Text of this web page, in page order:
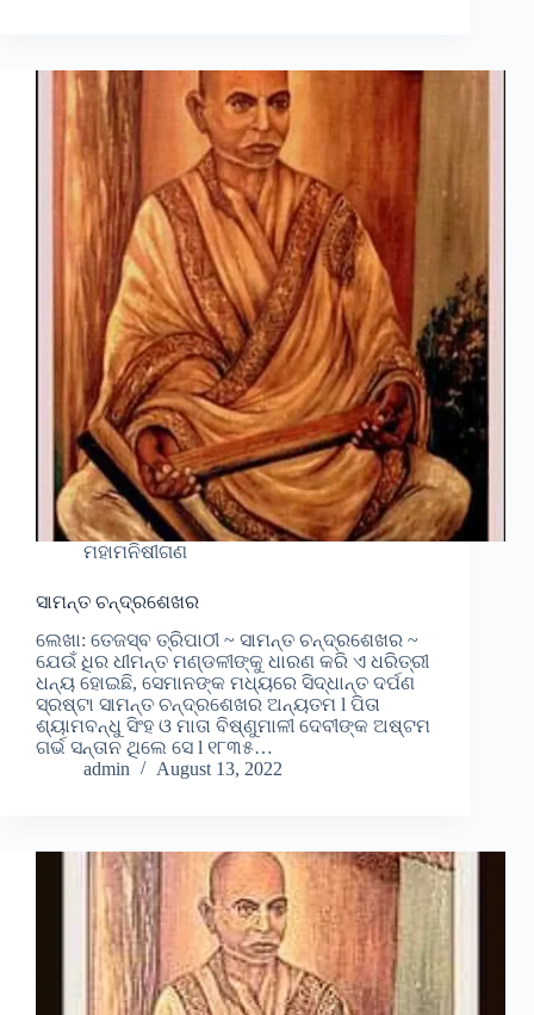
ମହାମନିଷୀଗଣ
ସାମନ୍ତ ଚନ୍ଦ୍ରଶେଖର
ଲେଖା: ତେଜସ୍ବ ତ୍ରିପାଠୀ ~ ସାମନ୍ତ ଚନ୍ଦ୍ରଶେଖର ~
ଯେଉଁ ଧିର ଧୀମନ୍ତ ମଣ୍ଡଳୀଙ୍କୁ ଧାରଣ କରି ଏ ଧରିତ୍ରୀ
ଧନ୍ୟ ହୋଇଛି, ସେମାନଙ୍କ ମଧ୍ୟରେ ସିଦ୍ଧାନ୍ତ ଦର୍ପଣ
ସ୍ରଷ୍ଟା ସାମନ୍ତ ଚନ୍ଦ୍ରଶେଖର ଅନ୍ୟତମ l ପିତା
ଶ୍ୟାମବନ୍ଧୁ ସିଂହ ଓ ମାତା ବିଷ୍ଣୁମାଳୀ ଦେବୀଙ୍କ ଅଷ୍ଟମ
ଗର୍ଭ ସନ୍ତାନ ଥିଲେ ସେ l ୧୮୩୫…
admin
August 13, 2022